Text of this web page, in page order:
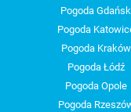
Pogoda Gdańsk
Pogoda
Pogoda Kraków
Pogoda Łódź
Pogoda Opole
Pogoda